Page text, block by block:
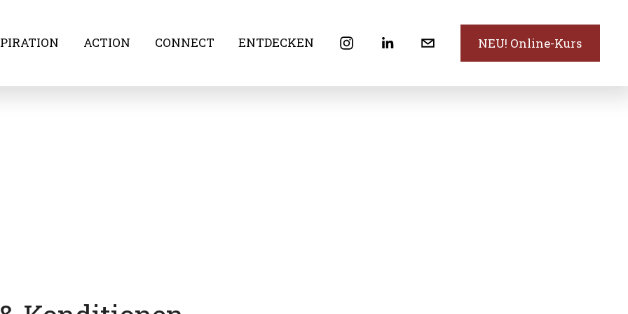
ACTION CONNECT ENTDECKEN NEU! Online-Kurs